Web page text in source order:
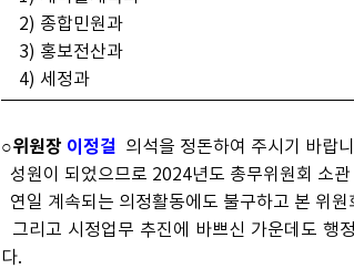
2) 종합민원과
3) 홍보전산과
4) 세정과
○위원장 이정걸 의석을 정돈하여 주시기 바랍
성원이 되었으므로 2024년도 총무위원회 소
연일 계속되는 의정활동에도 불구하고 본 위
그리고 시정업무 추진에 바쁘신 가운데도 행
다.